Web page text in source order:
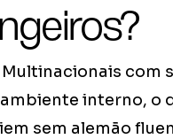
com
interno, o
sem alemão